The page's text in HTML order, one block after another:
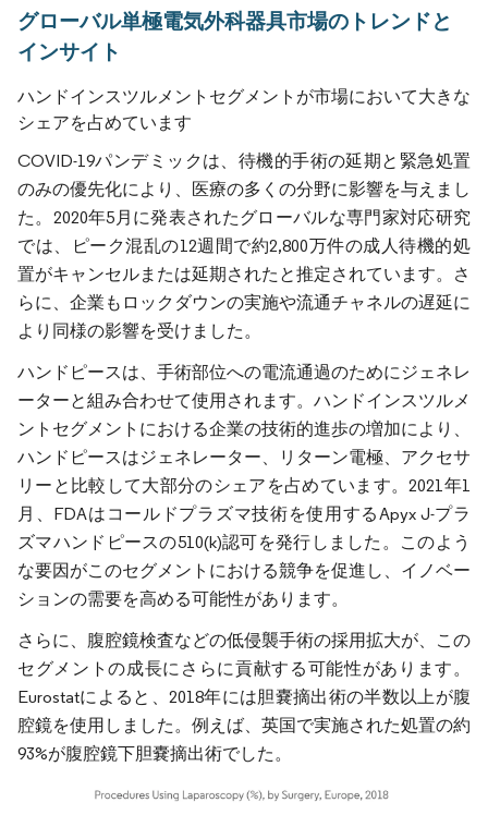
グローバル単極電気外科器具市場のトレンドと
インサイト
ハンドインスツルメントセグメントが市場において大きな
シェアを占めています
COVID-19パンデミックは、待機的手術の延期と緊急処置
のみの優先化により、医療の多くの分野に影響を与えまし
た。2020年5月に発表されたグローバルな専門家対応研究
では、ピーク混乱の12週間で約2,800万件の成人待機的処
置がキャンセルまたは延期されたと推定されています。さ
らに、企業もロックダウンの実施や流通チャネルの遅延に
より同様の影響を受けました。
ハンドピースは、手術部位への電流通過のためにジェネレ
ーターと組み合わせて使用されます。ハンドインスツルメ
ントセグメントにおける企業の技術的進歩の増加により、
ハンドピースはジェネレーター、リターン電極、アクセサ
リーと比較して大部分のシェアを占めています。2021年1
月、FDAはコールドプラズマ技術を使用するApyx J-プラ
ズマハンドピースの510(k)認可を発行しました。このよう
な要因がこのセグメントにおける競争を促進し、イノベー
ションの需要を高める可能性があります。
さらに、腹腔鏡検査などの低侵襲手術の採用拡大が、この
セグメントの成長にさらに貢献する可能性があります。
Eurostatによると、2018年には胆嚢摘出術の半数以上が腹
腔鏡を使用しました。例えば、英国で実施された処置の約
93%が腹腔鏡下胆嚢摘出術でした。